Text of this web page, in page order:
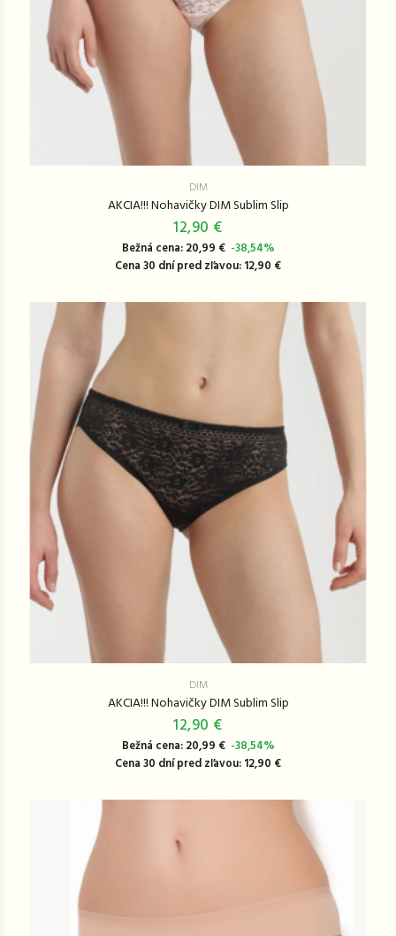
DIM
AKCIA!!! Nohavičky DIM Sublim Slip
12,90 €
Bežná cena: 20,99 € -38,54%
Cena 30 dní pred zľavou: 12,90 €
DIM
AKCIA!!! Nohavičky DIM Sublim Slip
12,90 €
Bežná cena: 20,99 € -38,54%
Cena 30 dní pred zľavou: 12,90 €